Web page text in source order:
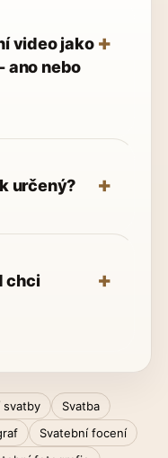
video jako
ano nebo
určený?
chci
svatby
Svatba
Svatební focení